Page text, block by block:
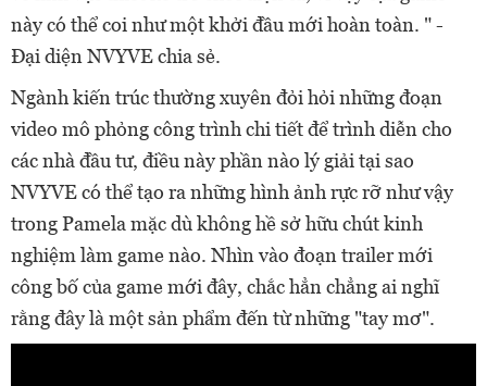
này có thể coi như một khởi đầu mới hoàn toàn. " -
Đại diện NVYVE chia sẻ.
Ngành kiến trúc thường xuyên đỏi hỏi những đoạn
video mô phỏng công trình chi tiết để trình diễn cho
các nhà đầu tư, điều này phần nào lý giải tại sao
NVYVE có thể tạo ra những hình ảnh rực rỡ như vậy
trong Pamela mặc dù không hề sở hữu chút kinh
nghiệm làm game nào. Nhìn vào đoạn trailer mới
công bố của game mới đây, chắc hẳn chẳng ai nghĩ
rằng đây là một sản phẩm đến từ những "tay mơ".